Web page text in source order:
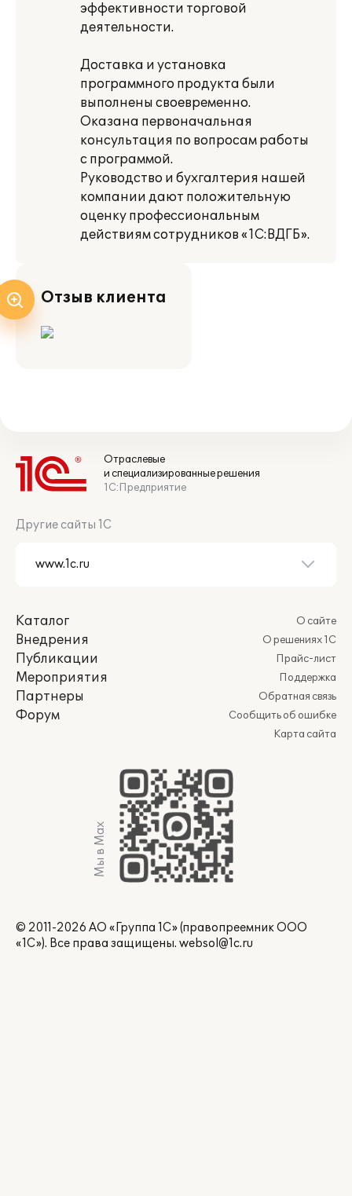
эффективности торговой
деятельности.
Доставка и установка
программного продукта были
выполнены своевременно.
Оказана первоначальная
консультация по вопросам работы
с программой.
Руководство и бухгалтерия нашей
компании дают положительную
оценку профессиональным
действиям сотрудников «1С:ВДГБ».
Отзыв клиента
Отраслевые
и специализированные решения
1С:Предприятие
Другие сайты 1С
Каталог
Внедрения
Публикации
Мероприятия
Партнеры
Форум
О сайте
О решениях 1С
Прайс-лист
Поддержка
Обратная связь
Сообщить об ошибке
Карта сайта
Мы в Max
© 2011-2026 АО «Группа 1С» (правопреемник ООО
«1С»). Все права защищены. websol@1c.ru